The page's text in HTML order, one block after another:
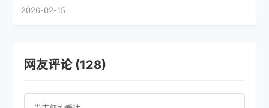
2026-02-15
网友评论 (128)